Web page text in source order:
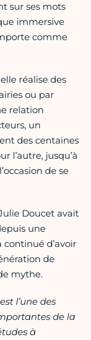
sur ses mots
immersive
comme
réalise des
ou par
relation
un
des centaines
l’autre, jusqu’à
de se
Doucet avait
une
continué d’avoir
de
mythe.
l’une des
de la
à